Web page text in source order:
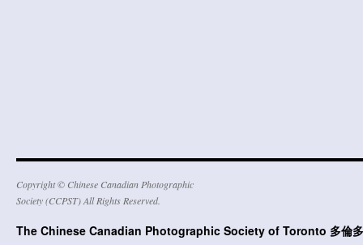
Copyright © Chinese Canadian Photographic
Society (CCPST) All Rights Reserved.
The Chinese Canadian Photographic Society of Toronto 多倫